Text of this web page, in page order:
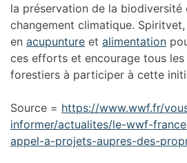
la préservation de la
changement climatique.
en acupunture et alimentation
ces efforts et encourage tous
forestiers à participer à cette
Source = https://www.wwf.fr/
informer/actualites/le-wwf-
appel-a-projets-aupres-des-